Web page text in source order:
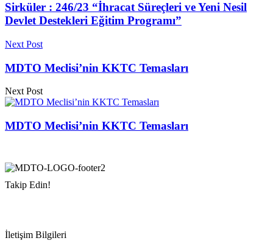
Sirküler : 246/23 “İhracat Süreçleri ve Yeni Nesil
Devlet Destekleri Eğitim Programı”
Next Post
MDTO Meclisi’nin KKTC Temasları
Next Post
MDTO Meclisi’nin KKTC Temasları
Takip Edin!
İletişim Bilgileri